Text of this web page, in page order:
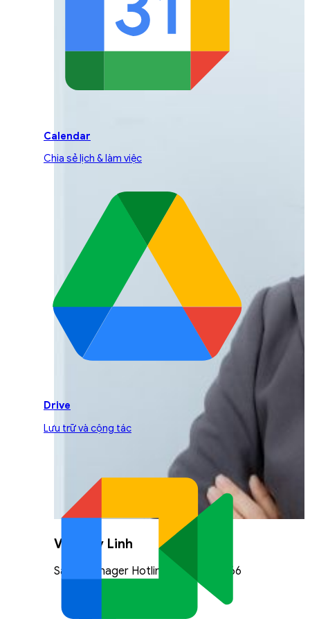
Vũ Thuỳ Linh
Sales Manager Hotline: 0842.999.666
Calendar
Chia sẻ lịch & làm việc
Drive
Lưu trữ và cộng tác